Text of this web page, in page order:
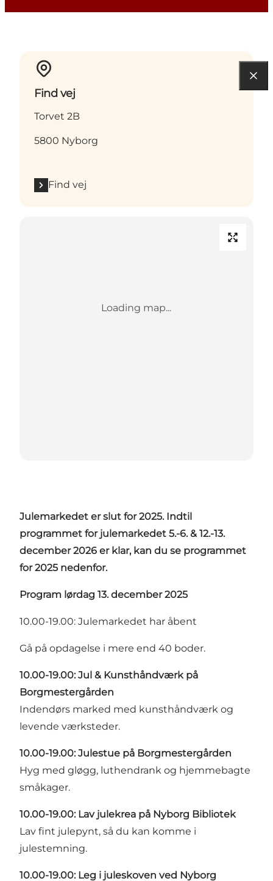
Find vej
Torvet 2B
5800 Nyborg
Find vej
Loading map...
Julemarkedet er slut for 2025. Indtil
programmet for julemarkedet 5.-6. & 12.-13.
december 2026 er klar, kan du se programmet
for 2025 nedenfor.
Program lørdag 13. december 2025
10.00-19.00: Julemarkedet har åbent
Gå på opdagelse i mere end 40 boder.
10.00-19.00: Jul & Kunsthåndværk på
Borgmestergården
Indendørs marked med kunsthåndværk og
levende værksteder.
10.00-19.00: Julestue på Borgmestergården
Hyg med gløgg, luthendrank og hjemmebagte
småkager.
10.00-19.00: Lav julekrea på Nyborg Bibliotek
Lav fint julepynt, så du kan komme i
julestemning.
10.00-19.00: Leg i juleskoven ved Nyborg